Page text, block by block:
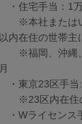
・住宅手当：1
※本社またはい
以内在住の世帯主
※福岡、沖縄、
月
・東京23区手当:
※23区内在住
・Wライセンス